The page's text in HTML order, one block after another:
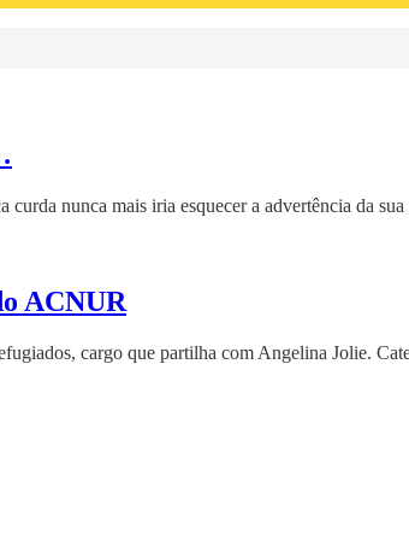
curda nunca mais iria esquecer a advertência da sua
ACNUR
cargo que partilha com Angelina Jolie.